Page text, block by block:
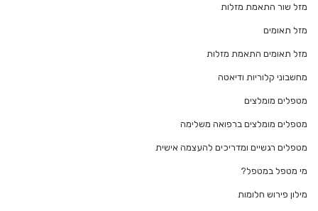
מזל שור התאמת מזלות
מזל תאומים
מזל תאומים התאמת מזלות
מחשבוני קלוריות ודיאטה
מטפלים מומלצים
מטפלים מומלצים ברפואה משלימה
מטפלים רגשיים ומדריכים להעצמה אישית
מי מטפל במטפל?
מילון פירוש חלומות